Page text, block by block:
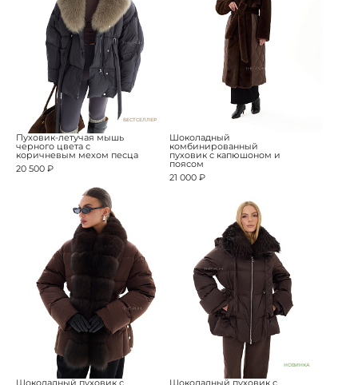
БЕСТСЕЛЛЕР
Пуховик-летучая мышь
черного цвета с
коричневым мехом песца
20 500 ₽
Шоколадный
комбинированный
пуховик с капюшоном и
поясом
21 000 ₽
Шоколадный пуховик с
НОВИНКА
Шоколадный пуховик с